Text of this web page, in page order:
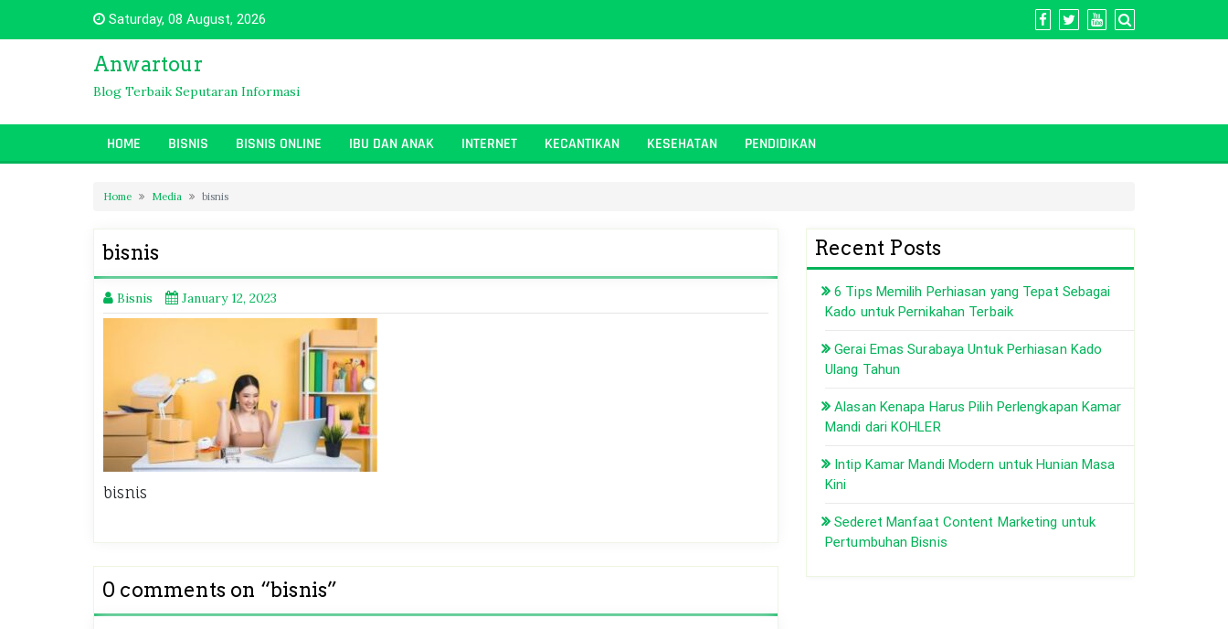
Saturday, 08 August, 2026
Anwartour
Blog Terbaik Seputaran Informasi
HOME BISNIS BISNIS ONLINE IBU DAN ANAK INTERNET KECANTIKAN KESEHATAN PENDIDIKAN
Home Media bisnis
bisnis
Bisnis January 12, 2023
bisnis
0 comments on “bisnis”
Recent Posts
6 Tips Memilih Perhiasan yang Tepat Sebagai
Kado untuk Pernikahan Terbaik
Gerai Emas Surabaya Untuk Perhiasan Kado
Ulang Tahun
Alasan Kenapa Harus Pilih Perlengkapan Kamar
Mandi dari KOHLER
Intip Kamar Mandi Modern untuk Hunian Masa
Kini
Sederet Manfaat Content Marketing untuk
Pertumbuhan Bisnis